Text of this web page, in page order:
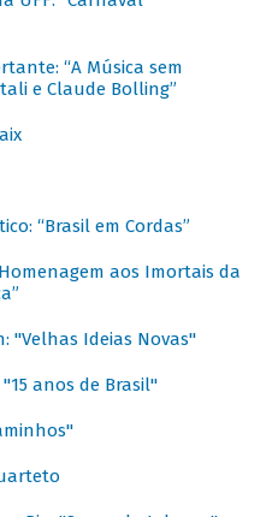
“A Música sem
e Claude Bolling”
“Brasil em Cordas”
aos Imortais da
"Velhas Ideias Novas"
anos de Brasil"